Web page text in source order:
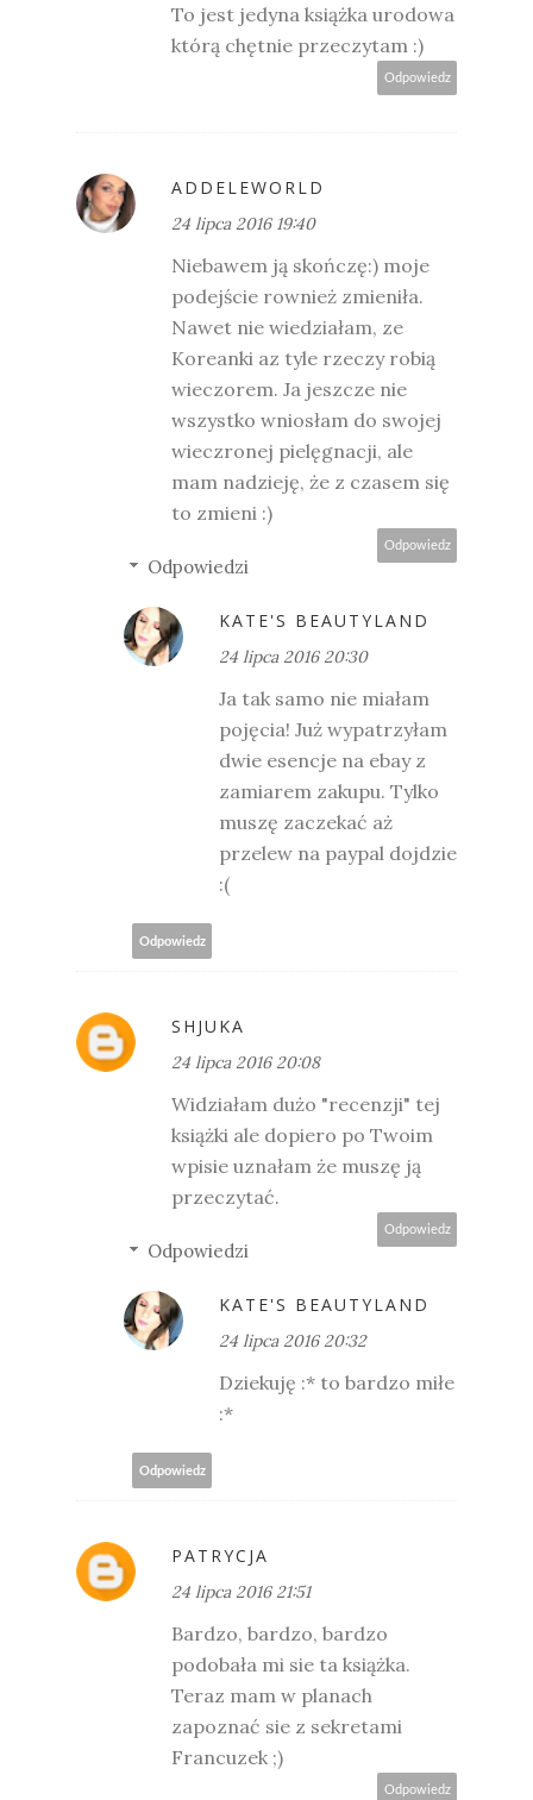
To jest jedyna książka urodowa
którą chętnie przeczytam :)
Odpowiedz
ADDELEWORLD
24 lipca 2016 19:40
Niebawem ją skończę:) moje
podejście rownież zmieniła.
Nawet nie wiedziałam, ze
Koreanki az tyle rzeczy robią
wieczorem. Ja jeszcze nie
wszystko wniosłam do swojej
wieczronej pielęgnacji, ale
mam nadzieję, że z czasem się
to zmieni :)
Odpowiedz
Odpowiedzi
KATE'S BEAUTYLAND
24 lipca 2016 20:30
Ja tak samo nie miałam
pojęcia! Już wypatrzyłam
dwie esencje na ebay z
zamiarem zakupu. Tylko
muszę zaczekać aż
przelew na paypal dojdzie
:(
Odpowiedz
SHJUKA
24 lipca 2016 20:08
Widziałam dużo "recenzji" tej
książki ale dopiero po Twoim
wpisie uznałam że muszę ją
przeczytać.
Odpowiedz
Odpowiedzi
KATE'S BEAUTYLAND
24 lipca 2016 20:32
Dziekuję :* to bardzo miłe
:*
Odpowiedz
PATRYCJA
24 lipca 2016 21:51
Bardzo, bardzo, bardzo
podobała mi sie ta książka.
Teraz mam w planach
zapoznać sie z sekretami
Francuzek ;)
Odpowiedz